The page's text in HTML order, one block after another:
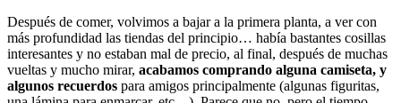
Después de comer, volvimos a bajar a la primera planta, a ver con
más profundidad las tiendas del principio… había bastantes cosillas
interesantes y no estaban mal de precio, al final, después de muchas
vueltas y mucho mirar, acabamos comprando alguna camiseta, y
algunos recuerdos para amigos principalmente (algunas figuritas,